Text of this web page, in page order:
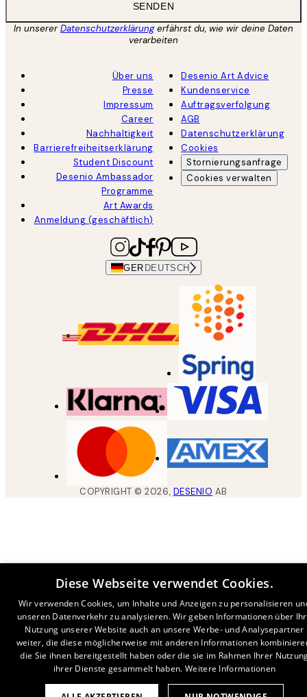
SENDEN
In unsererDatenschutzerklärungerfährst du, wie wir deine Daten
verarbeiten
Über uns
Presse
Impressum
Career
Nachhaltigkeit
Barrierefreiheitserklärung
Student Discount
Desenio Ambassador
Programme
Art Awards
Anmeldung (geschäftlich)
Desenio Art Advice
Kundenservice
Auftragsverfolgung
AGB
Datenschutzerklärung
Cookies
Stornierungsanfrage
Cookies verwalten
GER DEUTSCH
COPYRIGHT ©2026, DESENIO AB
Diese Webseite verwendet Cookies.
Wir verwenden Cookies, um Inhalte und Anzeigen zu personalisieren
unseren Datenverkehr zu analysieren. Wir geben Informationen über
Nutzung unserer Website auch an unsere Werbe- und Analysepartner
weiter, die diese möglicherweise mit anderen Informationen
die Sie ihnen bereitgestellt haben oder die sie im Rahmen Ihrer
ihrer Dienste gesammelt haben. Weitere Informationen